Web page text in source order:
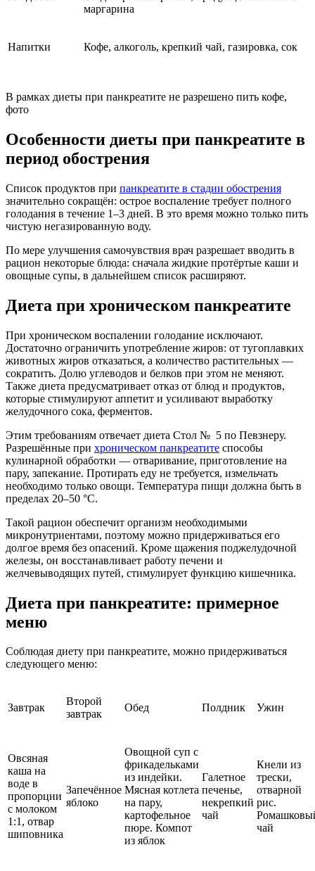
маргарина
Напитки Кофе, алкоголь, крепкий чай, газировка, сок
В рамках диеты при панкреатите не разрешено пить кофе,
фото
Особенности диеты при панкреатите в
период обострения
Список продуктов при панкреатите в стадии обострения
значительно сокращён: острое воспаление требует полного
голодания в течение 1–3 дней. В это время можно только пить
чистую негазированную воду.
По мере улучшения самочувствия врач разрешает вводить в
рацион некоторые блюда: сначала жидкие протёртые каши и
овощные супы, в дальнейшем список расширяют.
Диета при хроническом панкреатите
При хроническом воспалении голодание исключают.
Достаточно ограничить употребление жиров: от тугоплавких
животных жиров отказаться, а количество растительных —
сократить. Долю углеводов и белков при этом не меняют.
Также диета предусматривает отказ от блюд и продуктов,
которые стимулируют аппетит и усиливают выработку
желудочного сока, ферментов.
Этим требованиям отвечает диета Стол № 5 по Певзнеру.
Разрешённые при хроническом панкреатите способы
кулинарной обработки — отваривание, приготовление на
пару, запекание. Протирать еду не требуется, измельчать
необходимо только овощи. Температура пищи должна быть в
пределах 20–50 °C.
Такой рацион обеспечит организм необходимыми
микронутриентами, поэтому можно придерживаться его
долгое время без опасений. Кроме щажения поджелудочной
железы, он восстанавливает работу печени и
желчевыводящих путей, стимулирует функцию кишечника.
Диета при панкреатите: примерное
меню
Соблюдая диету при панкреатите, можно придерживаться
следующего меню:
Завтрак
Второй
завтрак
Обед Полдник Ужин
Овсяная
каша на
воде в
пропорции
с молоком
1:1, отвар
шиповника
Запечённое
яблоко
Овощной суп с
фрикадельками
из индейки.
Мясная котлета
на пару,
картофельное
пюре. Компот
из яблок
Галетное
печенье,
некрепкий
чай
Кнели из
трески,
отварной
рис.
чай